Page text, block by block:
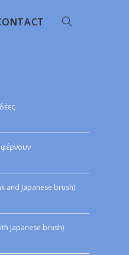
φέρνουν
and Japanese brush)
Japanese brush)